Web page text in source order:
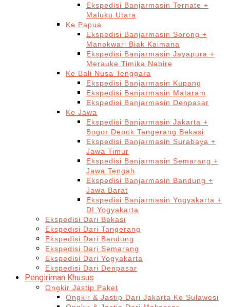
Ekspedisi Banjarmasin Ternate +
Maluku Utara
Ke Papua
Ekspedisi Banjarmasin Sorong +
Manokwari Biak Kaimana
Ekspedisi Banjarmasin Jayapura +
Merauke Timika Nabire
Ke Bali Nusa Tenggara
Ekspedisi Banjarmasin Kupang
Ekspedisi Banjarmasin Mataram
Ekspedisi Banjarmasin Denpasar
Ke Jawa
Ekspedisi Banjarmasin Jakarta +
Bogor Depok Tangerang Bekasi
Ekspedisi Banjarmasin Surabaya +
Jawa Timur
Ekspedisi Banjarmasin Semarang +
Jawa Tengah
Ekspedisi Banjarmasin Bandung +
Jawa Barat
Ekspedisi Banjarmasin Yogyakarta +
DI Yogyakarta
Ekspedisi Dari Bekasi
Ekspedisi Dari Tangerang
Ekspedisi Dari Bandung
Ekspedisi Dari Semarang
Ekspedisi Dari Yogyakarta
Ekspedisi Dari Denpasar
Pengiriman Khusus
Ongkir Jastip Paket
Ongkir & Jastip Dari Jakarta Ke Sulawesi